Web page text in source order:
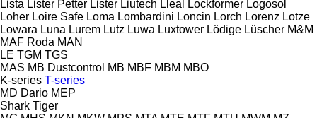
Lista Lister Petter Lister Liutech Lleal Lockformer Logosol
Loher Loire Safe Loma Lombardini Loncin Lorch Lorenz Lotze
Lowara Luna Lurem Lutz Luwa Luxtower Lödige Lüscher M&M
MAF Roda MAN
LE TGM TGS
MAS MB Dustcontrol MB MBF MBM MBO
K-series T-series
MD Dario MEP
Shark Tiger